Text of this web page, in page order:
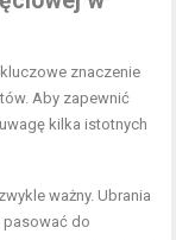
znaczenie
Aby zapewnić
kilka istotnych
ważny. Ubrania
pasować do